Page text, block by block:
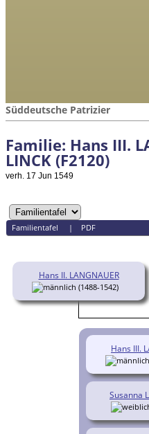
Süddeutsche Patrizier
Familie: Hans III.
LINCK (F2120)
verh. 17 Jun 1549
Familientafel | PDF
Hans II. LANGNAUER
(1488-1542)
Susanna
Hans III.